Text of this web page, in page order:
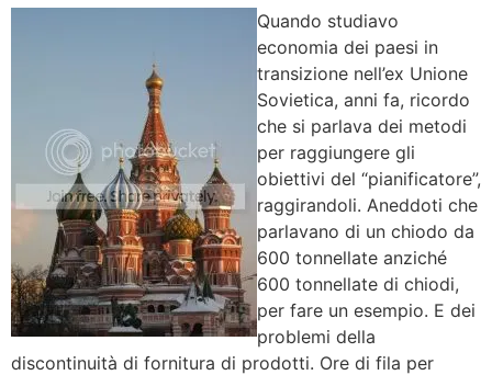
Quando studiavo
economia dei paesi in
transizione nell’ex Unione
Sovietica, anni fa, ricordo
che si parlava dei metodi
per raggiungere gli
obiettivi del “pianificatore”,
raggirandoli. Aneddoti che
parlavano di un chiodo da
600 tonnellate anziché
600 tonnellate di chiodi,
per fare un esempio. E dei
problemi della
discontinuità di fornitura di prodotti. Ore di fila per